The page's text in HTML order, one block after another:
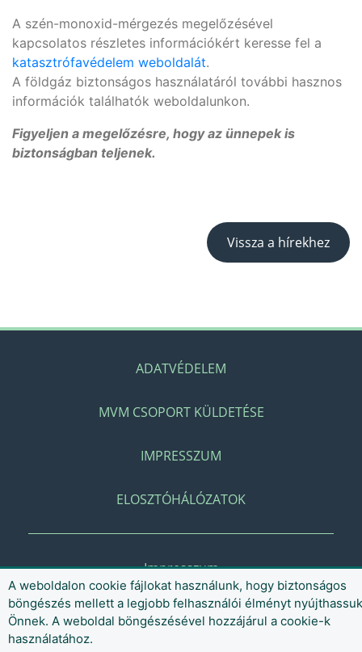
A szén-monoxid-mérgezés megelőzésével
kapcsolatos részletes információkért keresse fel a
katasztrófavédelem weboldalát.
A földgáz biztonságos használatáról további hasznos
információk találhatók weboldalunkon.
Figyeljen a megelőzésre, hogy az ünnepek is
biztonságban teljenek.
Vissza a hírekhez
ADATVÉDELEM
MVM CSOPORT KÜLDETÉSE
IMPRESSZUM
ELOSZTÓHÁLÓZATOK
Impresszum
A weboldalon cookie fájlokat használunk, hogy biztonságos
böngészés mellett a legjobb felhasználói élményt nyújthassuk
Önnek. A weboldal böngészésével hozzájárul a cookie-k
használatához.